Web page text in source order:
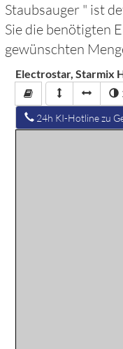
Staubsauger " ist
Sie die benötigten
gewünschten
Electrostar, Starmix
24h KI-Hotline zu